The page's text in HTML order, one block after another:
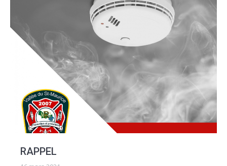
RAPPEL